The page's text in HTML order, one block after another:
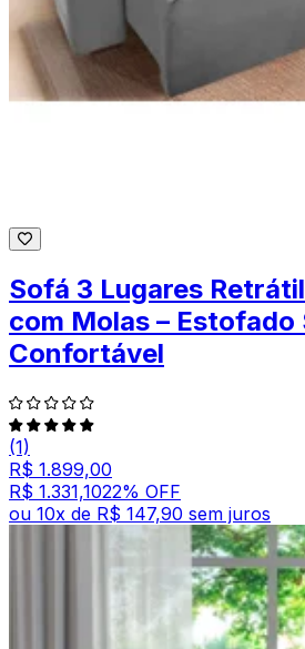
Sofá 3 Lugares
com Molas – Estofado
Confortável
(1)
R$ 1.899,00
R$ 1.331,1022% OFF
ou 10x de R$ 147,90 sem juros